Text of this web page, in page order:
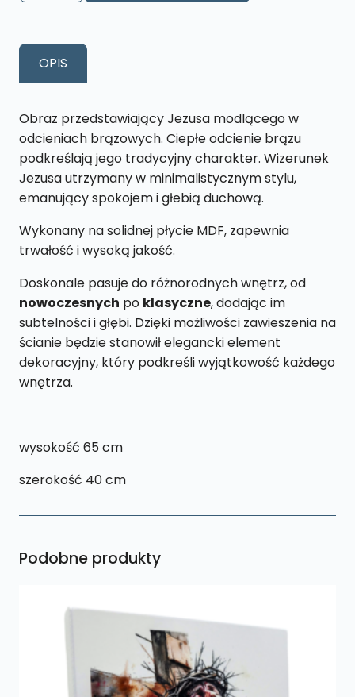
Kolor
XL6
x
65
cm
OPIS
Obraz przedstawiający Jezusa modlącego w
odcieniach brązowych. Ciepłe odcienie brązu
podkreślają jego tradycyjny charakter. Wizerunek
Jezusa utrzymany w minimalistycznym stylu,
emanujący spokojem i głebią duchową.
Wykonany na solidnej płycie MDF, zapewnia
trwałość i wysoką jakość.
Doskonale pasuje do różnorodnych wnętrz, od
nowoczesnych po klasyczne, dodając im
subtelności i głębi. Dzięki możliwości zawieszenia na
ścianie będzie stanowił elegancki element
dekoracyjny, który podkreśli wyjątkowość każdego
wnętrza.
wysokość 65 cm
szerokość 40 cm
Podobne produkty